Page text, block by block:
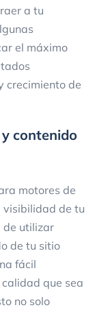
a tu
el máximo
crecimiento de
contenido
motores de
visibilidad de tu
de utilizar
de tu sitio
fácil
que sea
no solo